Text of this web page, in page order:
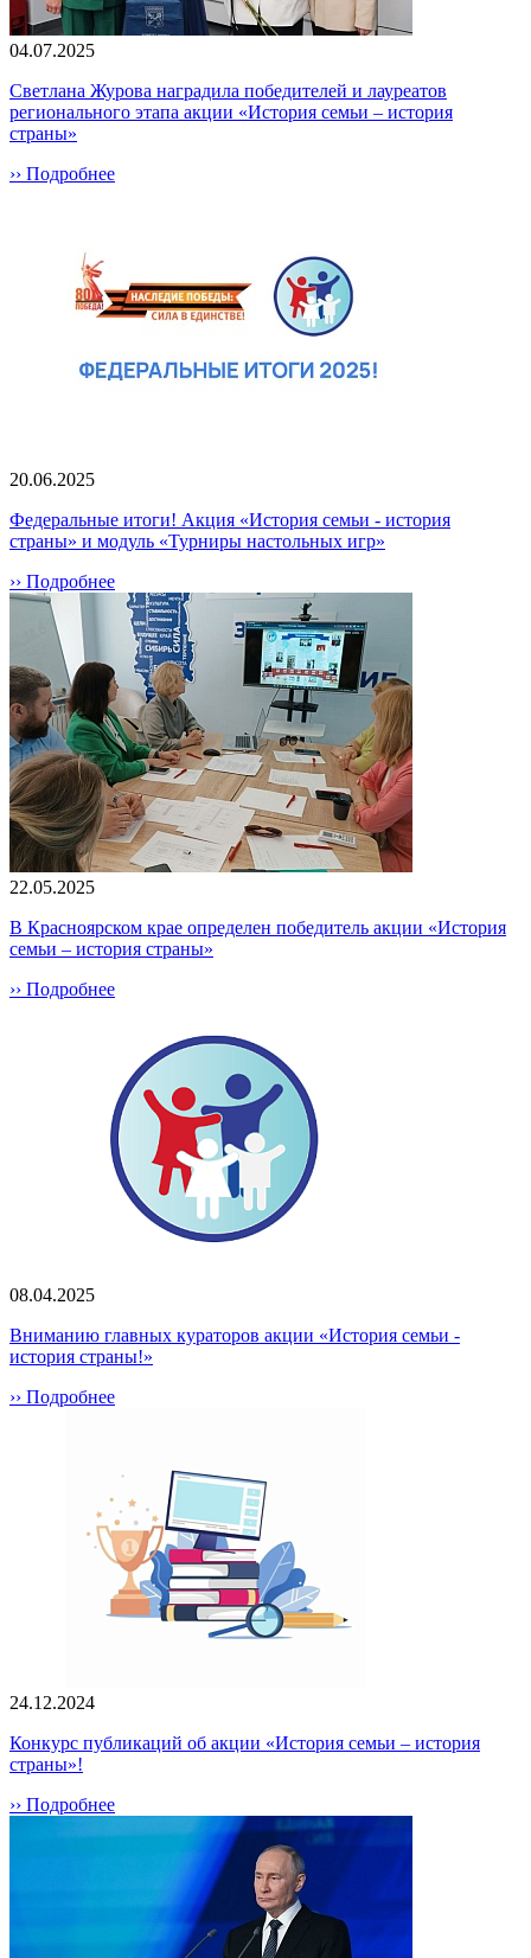
04.07.2025
Светлана Журова наградила победителей и лауреатов
регионального этапа акции «История семьи – история
страны»
›› Подробнее
20.06.2025
Федеральные итоги! Акция «История семьи - история
страны» и модуль «Турниры настольных игр»
›› Подробнее
22.05.2025
В Красноярском крае определен победитель акции «История
семьи – история страны»
›› Подробнее
08.04.2025
Вниманию главных кураторов акции «История семьи -
история страны!»
›› Подробнее
24.12.2024
Конкурс публикаций об акции «История семьи – история
страны»!
›› Подробнее